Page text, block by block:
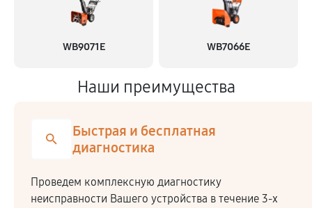
WB9071E WB7066E
Наши преимущества
Быстрая и бесплатная
диагностика
Проведем комплексную диагностику
неисправности Вашего устройства в течение 3-х